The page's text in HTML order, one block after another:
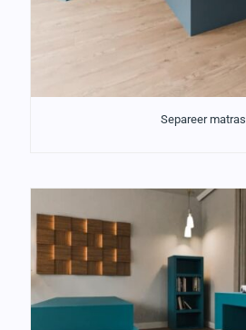
Separeer matras